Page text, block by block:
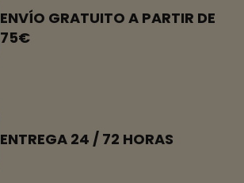
ENVÍO GRATUITO A PARTIR DE
75€
ENTREGA 24 / 72 HORAS